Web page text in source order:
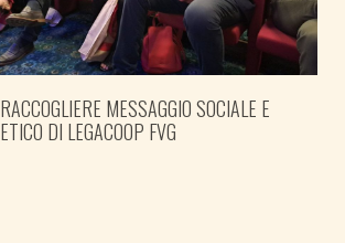
RACCOGLIERE MESSAGGIO SOCIALE E
ETICO DI LEGACOOP FVG